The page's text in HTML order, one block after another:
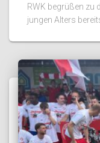
RWK begrüßen zu
jungen Alters